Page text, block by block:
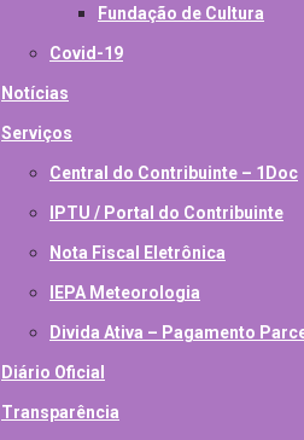
Fundação de Cultura
Covid-19
Notícias
Serviços
Central do Contribuinte – 1Doc
IPTU / Portal do Contribuinte
Nota Fiscal Eletrônica
IEPA Meteorologia
Divida Ativa – Pagamento
Diário Oficial
Transparência